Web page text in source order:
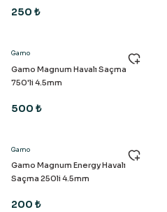
250 ₺
Gamo
Gamo Magnum Havalı Saçma
750'li 4.5mm
500 ₺
Gamo
Gamo Magnum Energy Havalı
Saçma 250li 4.5mm
200 ₺